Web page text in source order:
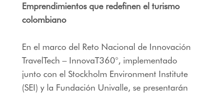
Emprendimientos que redefinen el turismo
colombiano
En el marco del Reto Nacional de Innovación
TravelTech – InnovaT360°, implementado
junto con el Stockholm Environment Institute
(SEI) y la Fundación Univalle, se presentarán